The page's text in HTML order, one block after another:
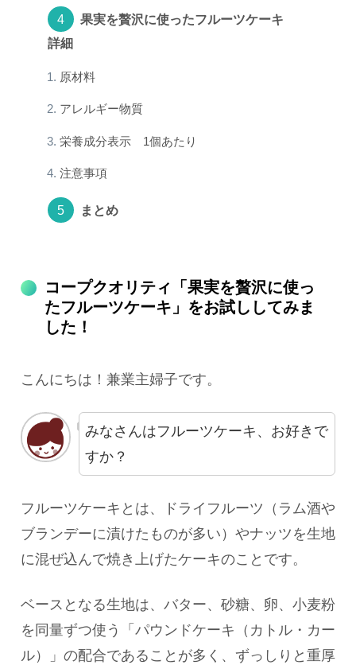
果実を贅沢に使ったフルーツケーキ
詳細
原材料
アレルギー物質
栄養成分表示 1個あたり
注意事項
まとめ
コープクオリティ「果実を贅沢に使っ
たフルーツケーキ」をお試ししてみま
した！
こんにちは！兼業主婦子です。
みなさんはフルーツケーキ、お好きで
すか？
フルーツケーキとは、ドライフルーツ（ラム酒や
ブランデーに漬けたものが多い）やナッツを生地
に混ぜ込んで焼き上げたケーキのことです。
ベースとなる生地は、バター、砂糖、卵、小麦粉
を同量ずつ使う「パウンドケーキ（カトル・カー
ル）」の配合であることが多く、ずっしりと重厚